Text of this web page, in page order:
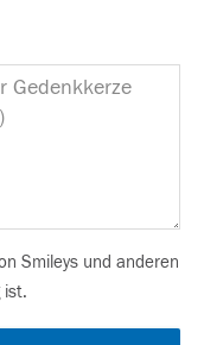
Smileys und anderen
ist.